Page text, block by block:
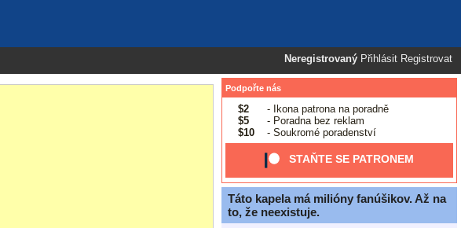
Neregistrovaný Přihlásit Registrovat
Podpořte nás
$2
- Ikona patrona na poradně
$5
- Poradna bez reklam
$10
- Soukromé poradenství
STAŇTE SE PATRONEM
Táto kapela má milióny fanúšikov. Až na
to, že neexistuje.